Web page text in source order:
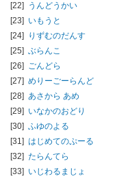
[22]
うんどうかい
[23] いもうと
[24]
りずむのだんす
[25] ぶらんこ
[26] ごんどら
[27] めりーごーらんど
[28] あさから あめ
[29] いなかのおどり
[30] ふゆのよる
[31] はじめてのぷーる
[32] たらんてら
[33] いじわるまじょ